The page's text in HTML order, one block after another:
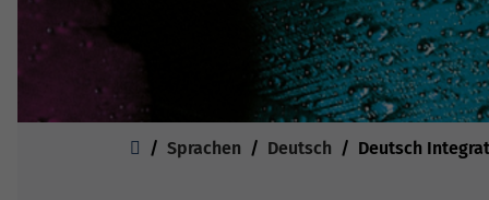
Sie sind hier:
Sprachen Deutsch Deutsch